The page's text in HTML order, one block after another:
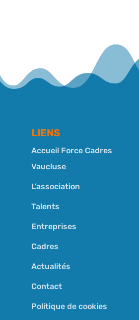
LIENS
Accueil Force Cadres
Vaucluse
L’association
Talents
Entreprises
Cadres
Actualités
Contact
Politique de cookies